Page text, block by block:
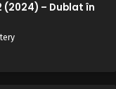
(2024) – Dublat în